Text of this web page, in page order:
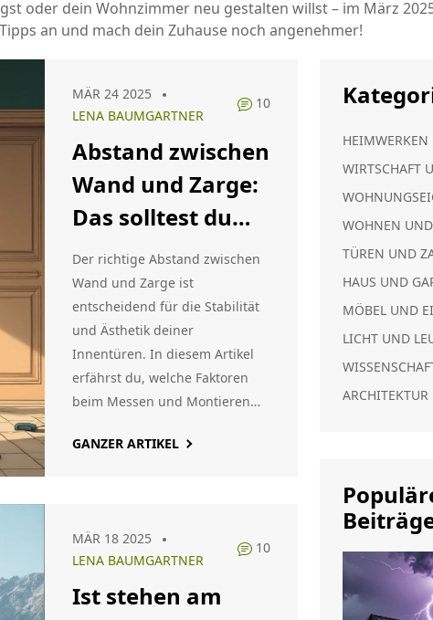
oder dein Wohnzimmer neu gestalten willst – im März
an und mach dein Zuhause noch angenehmer!
MÄR 24 2025
LENA BAUMGARTNER
10
Abstand zwischen
Wand und Zarge:
Das solltest du
wissen
Der richtige Abstand zwischen
Wand und Zarge ist
entscheidend für die Stabilität
und Ästhetik deiner
Innentüren. In diesem Artikel
erfährst du, welche Faktoren
beim Messen und Montieren
Praktische Tipps und klare
Informationen zu Materialien,
die sich gut für Zargen eignen.
GANZER ARTIKEL
MÄR 18 2025
LENA BAUMGARTNER
10
Ist stehen am
TÜREN UND
HAUS UND
MÖBEL UND
LICHT UND